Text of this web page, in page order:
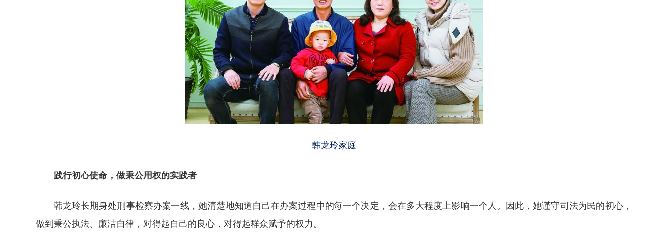
韩龙玲家庭
践行初心使命，做秉公用权的实践者
韩龙玲长期身处刑事检察办案一线，她清楚地知道自己在办案过程中的每一个决定，会在多大程度上影响一个人。因此，她谨守司法为民的初心，
做到秉公执法、廉洁自律，对得起自己的良心，对得起群众赋予的权力。